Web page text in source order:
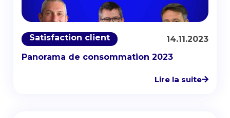
Satisfaction client
14.11.2023
Panorama de consommation 2023
Lire la suite